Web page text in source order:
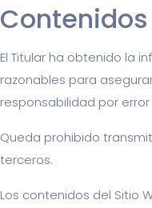
Contenidos
El Titular ha obtenido la
razonables para
responsabilidad por
Queda prohibido
terceros.
Los contenidos del Sitio